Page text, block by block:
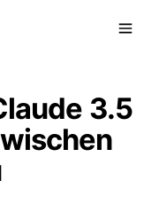
3.5